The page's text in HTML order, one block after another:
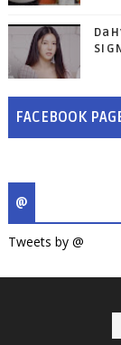
FACEBOOK
@
Tweets by @